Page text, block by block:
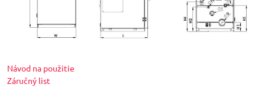
Návod na použitie
Záručný list